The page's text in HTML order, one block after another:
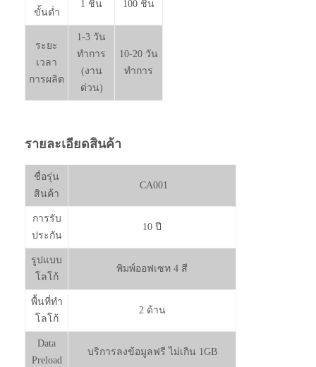
ขั้นต่ำ
1 ชิ้น 100 ชิ้น
ระยะ
เวลา
การผลิต
1-3 วัน
ทำการ
(งาน
ด่วน)
10-20 วัน
ทำการ
รายละเอียดสินค้า
ชื่อรุ่น
สินค้า
CA001
การรับ
ประกัน
10 ปี
รูปแบบ
โลโก้
พิมพ์ออฟเซท 4 สี
พื้นที่ทำ
โลโก้
2 ด้าน
Data
Preload
บริการลงข้อมูลฟรี ไม่เกิน 1GB